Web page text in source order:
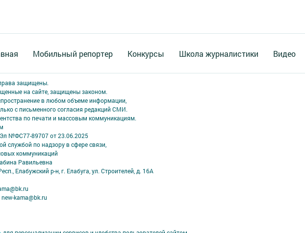
Мобильный репортер Конкурсы Школа журналистики Видео
защищены.
на сайте, защищены законом.
в любом объеме информации,
с письменного согласия редакций СМИ.
по печати и массовым коммуникациям.
№ФС77-89707 от 23.06.2025
службой по надзору в сфере связи,
коммуникаций
Равильевна
Елабужский р-н, г. Елабуга, ул. Строителей, д. 16А
kama@bk.ru